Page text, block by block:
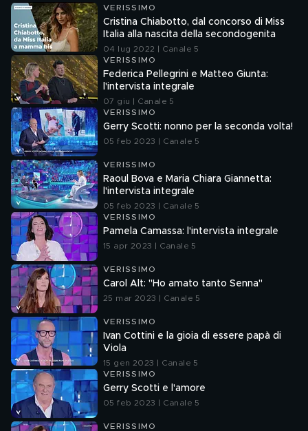
VERISSIMO
Cristina Chiabotto, dal concorso di Miss
Italia alla nascita della secondogenita
04 lug 2022 | Canale 5
VERISSIMO
Federica Pellegrini e Matteo Giunta:
l'intervista integrale
07 giu | Canale 5
VERISSIMO
Gerry Scotti: nonno per la seconda volta!
05 feb 2023 | Canale 5
VERISSIMO
Raoul Bova e Maria Chiara Giannetta:
l'intervista integrale
05 feb 2023 | Canale 5
VERISSIMO
Pamela Camassa: l'intervista integrale
15 apr 2023 | Canale 5
VERISSIMO
Carol Alt: "Ho amato tanto Senna"
25 mar 2023 | Canale 5
VERISSIMO
Ivan Cottini e la gioia di essere papà di
Viola
15 gen 2023 | Canale 5
VERISSIMO
Gerry Scotti e l'amore
05 feb 2023 | Canale 5
VERISSIMO